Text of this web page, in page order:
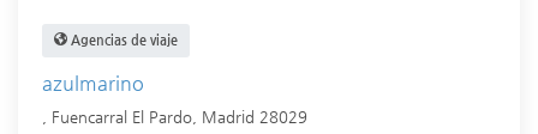
Agencias de viaje
azulmarino
Fuencarral El Pardo Madrid 28029